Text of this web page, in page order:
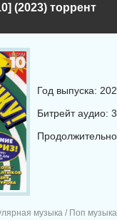
(2023) торрент
Год выпуска:
Битрейт аудио:
музыка / Поп